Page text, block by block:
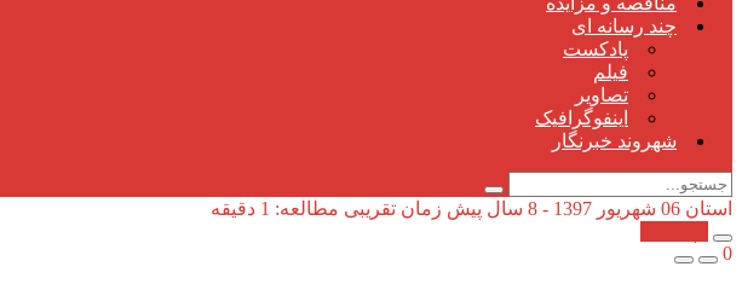
چند رسانه ای
پادکست
فیلم
تصاویر
اینفوگرافیک
شهروند خبرنگار
استان 06 شهریور 1397 - 8 سال پیش
زمان تقریبی مطالعه: 1 دقیقه
0